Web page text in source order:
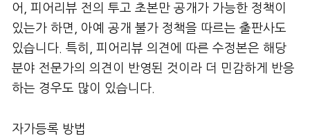
어, 피어리뷰 전의 투고 초본만 공개가 가능한 정책이
있는가 하면, 아예 공개 불가 정책을 따르는 출판사도
있습니다. 특히, 피어리뷰 의견에 따른 수정본은 해당
분야 전문가의 의견이 반영된 것이라 더 민감하게 반응
하는 경우도 많이 있습니다.
자가등록 방법